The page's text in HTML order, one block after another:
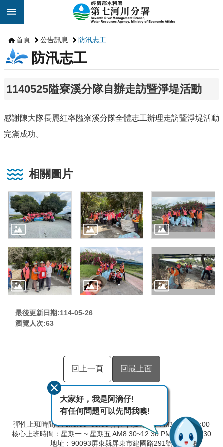
跳到主要內容區塊
首頁 公告訊息 防汛志工
防汛志工
1140525隘寮溪分隊自辦走訪暨淨堤活動
感謝陳大隊長麗紅率隘寮溪分隊全體志工辦理走訪暨淨堤活動
完滿成功。
相關圖片
最後更新日期:114-05-26
瀏覽人次:63
回上一頁 回最上面
彈性上班時間：AM8:00~09:00 彈性下班時間：PM17:00~18:00
核心上班時間：星期一 ~ 星期五 AM8:30~12:30 PM13:30~17:30
地址：90093屏東縣屏東市建國路291號
大家好，我是阿滴仔!
有任何問題可以先問我噢!